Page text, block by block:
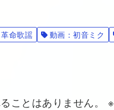
命歌謡 動画：初音ミク
ことはありません。 ※